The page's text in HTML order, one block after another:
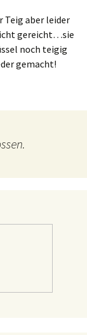
Teig aber leider
gereicht…sie
noch teigig
gemacht!